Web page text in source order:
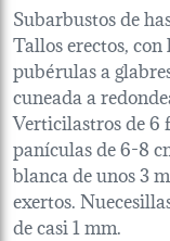
Subarbustos de
Tallos erectos, con
pubérulas a
cuneada a
Verticilastros de 6
panículas de 6-8
blanca de unos 3
exertos.
de casi 1 mm.